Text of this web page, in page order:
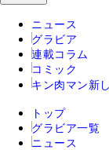
ニュース
グラビア
連載コラム
コミック
キン肉マン 新
トップ
グラビア一覧
ニュース